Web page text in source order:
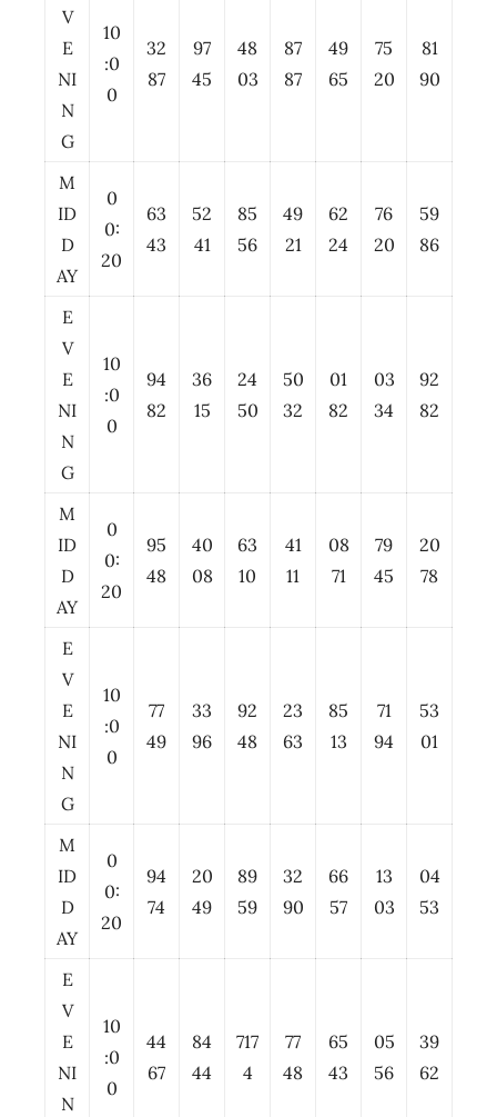
V
E
NI
N
G
10
:0
0
32
87
97
45
48
03
87
87
49
65
75
20
81
90
M
ID
D
AY
0
0:
20
63
43
52
41
85
56
49
21
62
24
76
20
59
86
E
V
E
NI
N
G
10
:0
0
94
82
36
15
24
50
50
32
01
82
03
34
92
82
M
ID
D
AY
0
0:
20
95
48
40
08
63
10
41
11
08
71
79
45
20
78
E
V
E
NI
N
G
10
:0
0
77
49
33
96
92
48
23
63
85
13
71
94
53
01
M
ID
D
AY
0
0:
20
94
74
20
49
89
59
32
90
66
57
13
03
04
53
E
V
E
NI
N
10
:0
0
44
67
84
44
717
4
77
48
65
43
05
56
39
62